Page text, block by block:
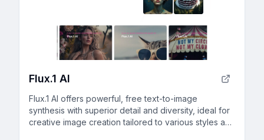
Flux.1 AI
Flux.1 AI offers powerful, free text-to-image
synthesis with superior detail and diversity, ideal for
creative image creation tailored to various styles and